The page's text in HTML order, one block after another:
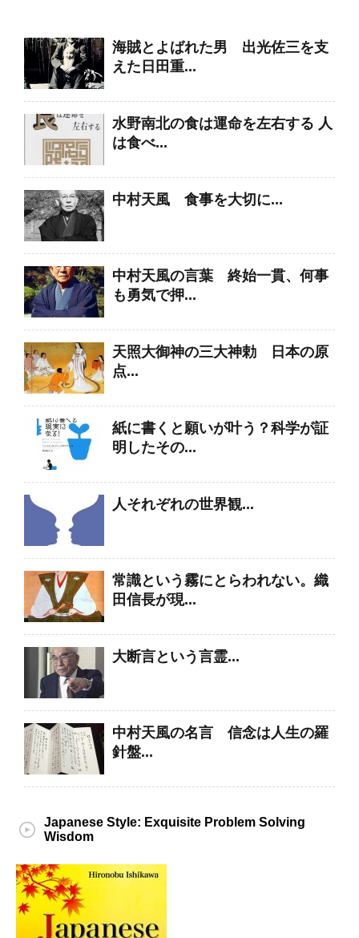
海賊とよばれた男 出光佐三を支
えた日田重...
水野南北の食は運命を左右する 人
は食べ...
中村天風 食事を大切に...
中村天風の言葉 終始一貫、何事
も勇気で押...
天照大御神の三大神勅 日本の原
点...
紙に書くと願いが叶う？科学が証
明したその...
人それぞれの世界観...
常識という霧にとらわれない。織
田信長が現...
大断言という言霊...
中村天風の名言 信念は人生の羅
針盤...
Japanese Style: Exquisite Problem Solving
Wisdom